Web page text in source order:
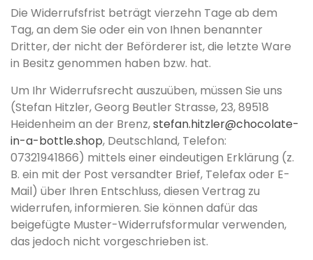
Die Widerrufsfrist beträgt vierzehn Tage ab dem
Tag, an dem Sie oder ein von Ihnen benannter
Dritter, der nicht der Beförderer ist, die letzte Ware
in Besitz genommen haben bzw. hat.
Um Ihr Widerrufsrecht auszuüben, müssen Sie uns
(Stefan Hitzler, Georg Beutler Strasse, 23, 89518
Heidenheim an der Brenz,stefan.hitzler@chocolate-
in-a-bottle.shop, Deutschland, Telefon:
07321941866) mittels einer eindeutigen Erklärung (z.
B. ein mit der Post versandter Brief, Telefax oder E-
Mail) über Ihren Entschluss, diesen Vertrag zu
widerrufen, informieren. Sie können dafür das
beigefügte Muster-Widerrufsformular verwenden,
das jedoch nicht vorgeschrieben ist.